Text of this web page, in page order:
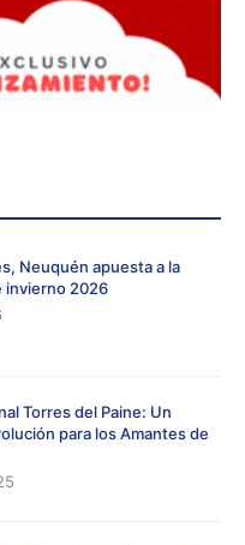
Neuquén apuesta a la
invierno 2026
Torres del Paine: Un
para los Amantes de